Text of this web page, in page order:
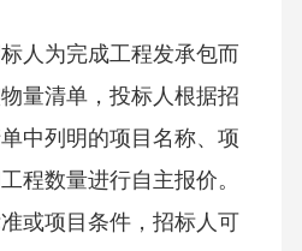
人为完成工程发承包而
量清单，投标人根据招
中列明的项目名称、项
程数量进行自主报价。
或项目条件，招标人可